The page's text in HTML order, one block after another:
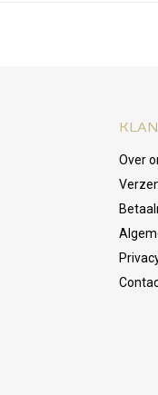
Over